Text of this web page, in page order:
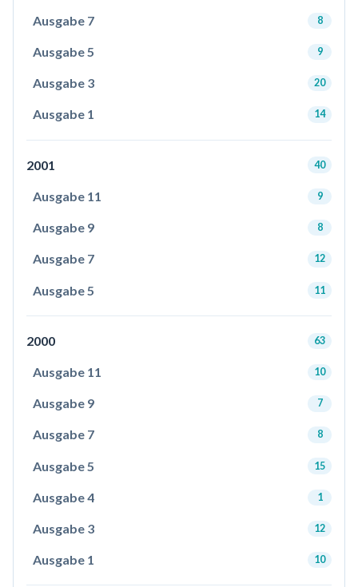
Ausgabe 7 8
Ausgabe 5 9
Ausgabe 3 20
Ausgabe 1 14
2001 40
Ausgabe 11 9
Ausgabe 9 8
Ausgabe 7 12
Ausgabe 5 11
2000 63
Ausgabe 11 10
Ausgabe 9 7
Ausgabe 7 8
Ausgabe 5 15
Ausgabe 4 1
Ausgabe 3 12
Ausgabe 1 10